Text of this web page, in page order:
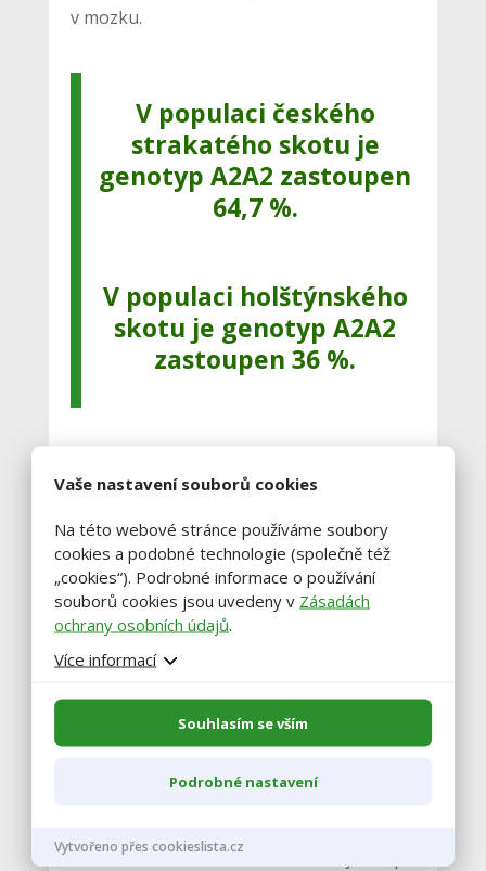
v mozku.
V populaci českého
strakatého skotu je
genotyp A2A2 zastoupen
64,7 %.
V populaci holštýnského
skotu je genotyp A2A2
zastoupen 36 %.
obsahující pouzebeta-kaseinem A2 je
zdravější,jelikož jsou postrádány
rozsáhlejší výzkumy na lidech, který by
postihly široký záběr. Většina
akademických obcí souhlasí s tím, že
z toho mohly vyvodit ucelené závěry.
Nejsilnějšími podklady jsou zatím pokusy
na potkanech, a tak např. v USA stále platí
vlivům A1. Beta-kasein A1 hraje např.
Vaše nastavení souborů cookies
Na této webové stránce používáme soubory
cookies a podobné technologie (společně též
„cookies“). Podrobné informace o používání
souborů cookies jsou uvedeny v Zásadách
ochrany osobních údajů.
Více informací
Souhlasím se vším
Podrobné nastavení
Vytvořeno přes cookieslista.cz